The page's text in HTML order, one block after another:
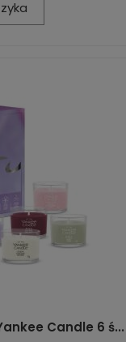
Candle 6 ś...